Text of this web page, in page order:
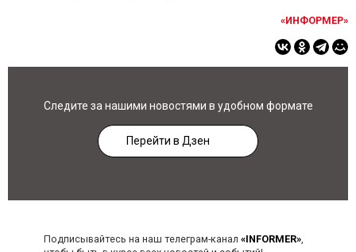
«ИНФОРМЕР»
Следите за нашими новостями в удобном формате
Перейти в Дзен
Подписывайтесь на наш телеграм-канал «INFORMER»,